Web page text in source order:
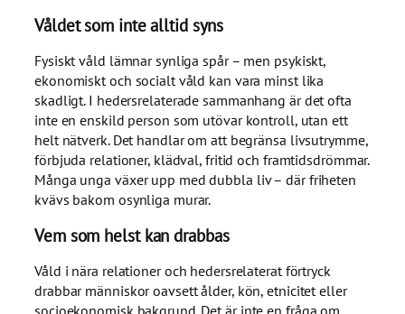
Våldet som inte alltid syns
Fysiskt våld lämnar synliga spår – men psykiskt,
ekonomiskt och socialt våld kan vara minst lika
skadligt. I hedersrelaterade sammanhang är det ofta
inte en enskild person som utövar kontroll, utan ett
helt nätverk. Det handlar om att begränsa livsutrymme,
förbjuda relationer, klädval, fritid och framtidsdrömmar.
Många unga växer upp med dubbla liv – där friheten
kvävs bakom osynliga murar.
Vem som helst kan drabbas
Våld i nära relationer och hedersrelaterat förtryck
drabbar människor oavsett ålder, kön, etnicitet eller
socioekonomisk bakgrund. Det är inte en fråga om